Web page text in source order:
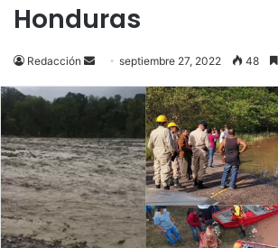
Honduras
Redacción
Send
email
septiembre 27, 2022 48